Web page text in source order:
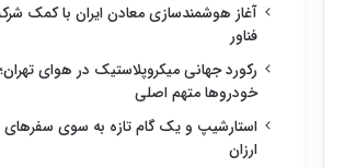
آغاز هوشمندسازی معادن ایران با کمک
فناور
رکورد جهانی میکروپلاستیک در هوای
خودروها متهم اصلی
استارشیپ و یک گام تازه به سوی
ارزان